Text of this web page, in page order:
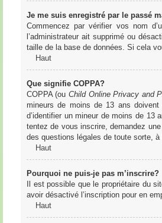
Je me suis enregistré par le passé
Commencez par vérifier vos nom
l’administrateur ait supprimé ou
taille de la base de données. Si cela
Haut
Que signifie COPPA?
COPPA (ouChild Online Privacy and
mineurs de moins de 13 ans
d’identifier un mineur de moins de 13
tentez de vous inscrire, demandez
des questions légales de toute sorte,
Haut
Pourquoi ne puis-je pas m’inscrire?
Il est possible que le propriétaire du
avoir désactivé l’inscription pour en
Haut